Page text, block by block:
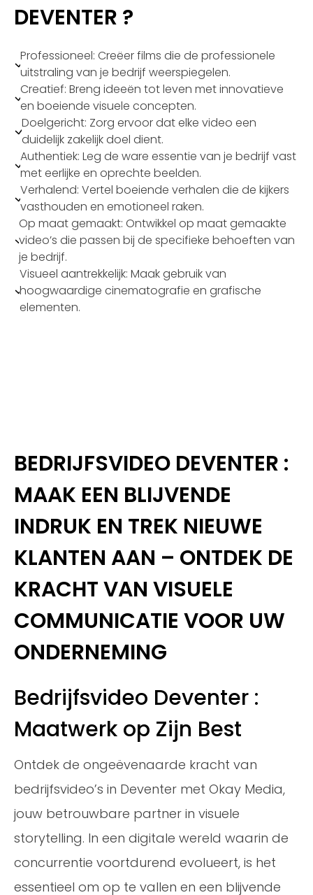
DEVENTER ?
Professioneel: Creëer films die de professionele
uitstraling van je bedrijf weerspiegelen.
Creatief: Breng ideeën tot leven met innovatieve
en boeiende visuele concepten.
Doelgericht: Zorg ervoor dat elke video een
duidelijk zakelijk doel dient.
Authentiek: Leg de ware essentie van je bedrijf vast
met eerlijke en oprechte beelden.
Verhalend: Vertel boeiende verhalen die de kijkers
vasthouden en emotioneel raken.
Op maat gemaakt: Ontwikkel op maat gemaakte
video’s die passen bij de specifieke behoeften van
je bedrijf.
Visueel aantrekkelijk: Maak gebruik van
hoogwaardige cinematografie en grafische
elementen.
BEDRIJFSVIDEO DEVENTER :
MAAK EEN BLIJVENDE
INDRUK EN TREK NIEUWE
KLANTEN AAN – ONTDEK DE
KRACHT VAN VISUELE
COMMUNICATIE VOOR UW
ONDERNEMING
Bedrijfsvideo Deventer :
Maatwerk op Zijn Best
Ontdek de ongeëvenaarde kracht van
bedrijfsvideo’s in Deventer met Okay Media,
jouw betrouwbare partner in visuele
storytelling. In een digitale wereld waarin de
concurrentie voortdurend evolueert, is het
essentieel om op te vallen en een blijvende